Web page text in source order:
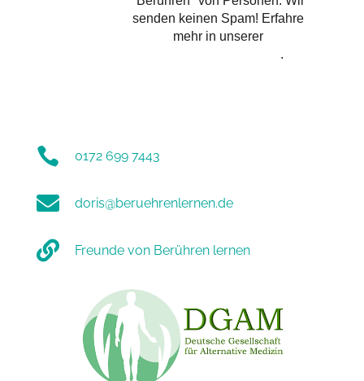
senden keinen Spam! Erfahre
mehr in unserer
.
 0172 699 7443
 doris@beruehrenlernen.de
 Freunde von Berühren lernen